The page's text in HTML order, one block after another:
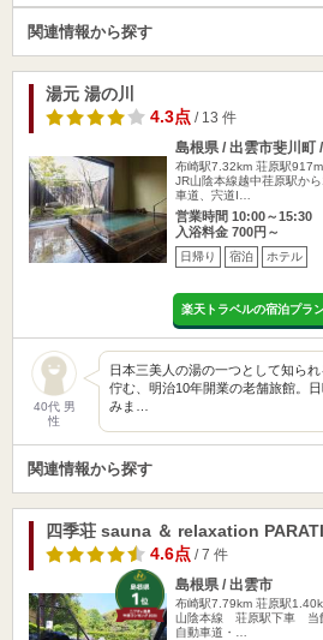
関連情報から探す
湯元 湯の川
4.3点/ 13 件
島根県 / 出雲市斐川町
布崎駅7.32km 荘原駅917m
JR山陰本線越中荏原駅か
車道、宍道I…
営業時間 10:00～15:30
入浴料金 700円～
日帰り 宿泊 ホテル
楽天トラベルの宿泊プラ
40代 男
性
日本三美人の湯の一つとして知ら
佇む、明治10年開業の老舗旅館。
みま…
関連情報から探す
四季荘 sauna ＆ relaxation
4.6点/ 7 件
島根県 / 出雲市
布崎駅7.79km 荘原駅
山陰本線 荘原駅下車 当
自動車道・…